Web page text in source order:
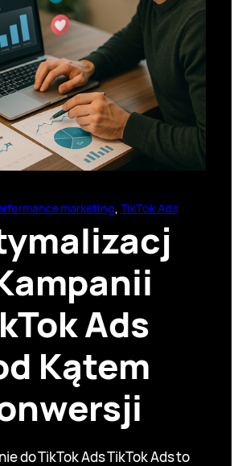
marketing TikTok Ads
Ads
Kątem
do TikTok Ads TikTok Ads to